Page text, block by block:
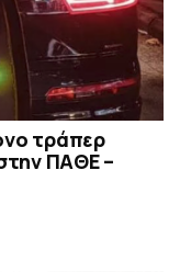
τράπερ
ΠΑΘΕ –